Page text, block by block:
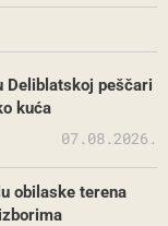
Deliblatskoj peščari
kuća
07.08.2026.
obilaske terena